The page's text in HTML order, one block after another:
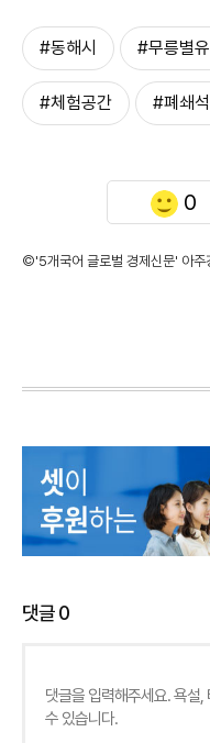
#동해시 #무릉별
#체험공간 #폐쇄
0
©'5개국어 글로벌 경제신문' 아주
댓글0